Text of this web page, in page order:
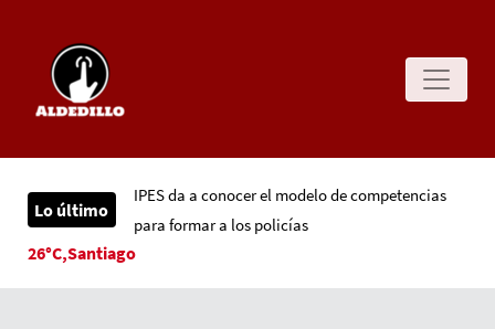
Lo último
IPES da a conocer el modelo de competencias
para formar a los policías
26°C,Santiago